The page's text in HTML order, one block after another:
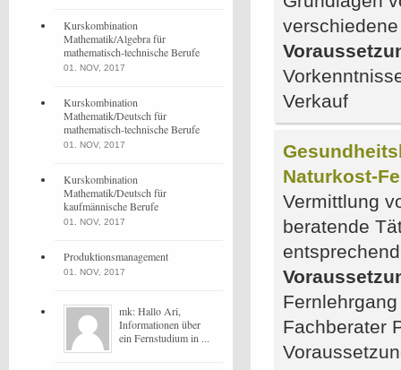
Verkauf
Naturkost-
Vermittlung
beratende
Fachberater
Kurskombination
Mathematik/Algebra für
mathematisch-technische Berufe
01. NOV, 2017
Kurskombination
Mathematik/Deutsch für
mathematisch-technische Berufe
01. NOV, 2017
Kurskombination
Mathematik/Deutsch für
kaufmännische Berufe
01. NOV, 2017
Produktionsmanagement
01. NOV, 2017
mk: Hallo Ari,
Informationen über
ein Fernstudium in ...